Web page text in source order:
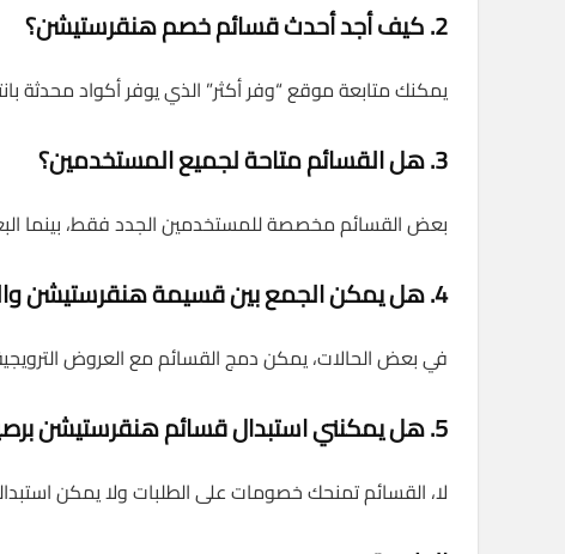
2. كيف أجد أحدث قسائم خصم هنقرستيشن؟
يمكنك متابعة موقع “وفر أكثر” الذي يوفر أكواد محدثة
3. هل القسائم متاحة لجميع المستخدمين؟
بعض القسائم مخصصة للمستخدمين الجدد فقط، بينما
4. هل يمكن الجمع بين قسيمة هنقرستيشن والعروض الأخرى؟
في بعض الحالات، يمكن دمج القسائم مع العروض
5. هل يمكنني استبدال قسائم هنقرستيشن برصيد نقدي؟
لا، القسائم تمنحك خصومات على الطلبات ولا يمكن